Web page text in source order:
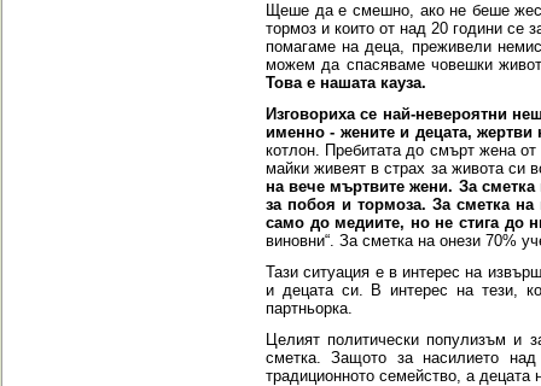
Щеше да е смешно, ако не беше
тормоз и които от над 20години се
помагаме на деца, преживели
можем да спасяваме човешки
Това е нашата кауза.
Изговориха се най-невероятни
именно - жените и децата, жертви
котлон. Пребитата до смърт жена
майки живеят в страх за живота си
на вече мъртвите жени. За
за побоя и тормоза.За сметка
само до медиите, но не стига до
виновни“. За сметка на онези 70%
Тази ситуация е в интерес на
и децата си. В интерес на тези,
партньорка.
Целият политически популизъм и
сметка. Защото за насилието
традиционното семейство, а децата